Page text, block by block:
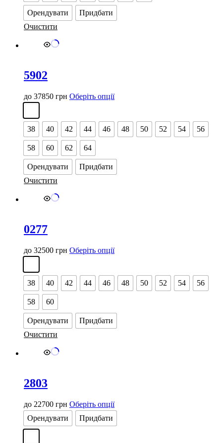
вибрати
сторінці
Орендувати
Придбати
Очистити
5902
до 37850 грн Оберіть опціїЦей
кілька
варіантів.
вибрати
сторінці
38 40 42 44 46 48 50 52 54 56
58 60 62 64
Орендувати
Придбати
Очистити
0277
до 32500 грн Оберіть опціїЦей
кілька
варіантів.
вибрати
сторінці
38 40 42 44 46 48 50 52 54 56
58 60
Орендувати
Придбати
Очистити
2803
до 22700 грн Оберіть опціїЦей
товар
Орендувати Придбати